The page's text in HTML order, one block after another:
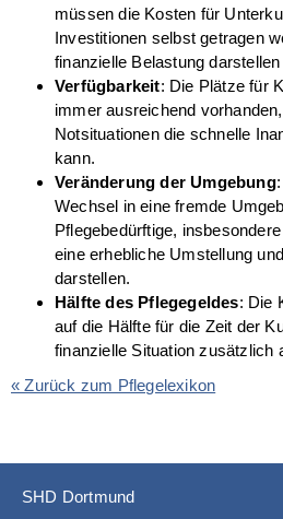
müssen die Kosten für
Investitionen selbst getragen
finanzielle Belastung darstellen
Verfügbarkeit: Die Plätze für
immer ausreichend
Notsituationen die schnelle
kann.
Veränderung der Umgebung
Wechsel in eine fremde
Pflegebedürftige,
eine erhebliche Umstellung
darstellen.
Hälfte des Pflegegeldes: Die
auf die Hälfte für die Zeit der
finanzielle Situation zusätzlich
« Zurück zum Pflegelexikon
SHD Dortmund